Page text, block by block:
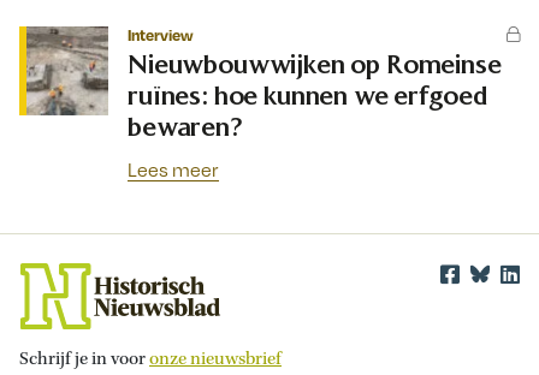
Interview
Nieuwbouwwijken op Romeinse
ruïnes: hoe kunnen we erfgoed
bewaren?
Lees meer
Schrijf je in vooronze nieuwsbrief